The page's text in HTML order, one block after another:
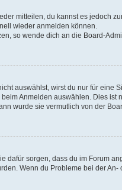
mitteilen, du kannst es jedoch
wieder anmelden können.
so wende dich an die Board-
auswählst, wirst du nur für
Anmelden auswählen. Dies
wurde sie vermutlich von der
dafür sorgen, dass du im Forum
Wenn du Probleme bei der